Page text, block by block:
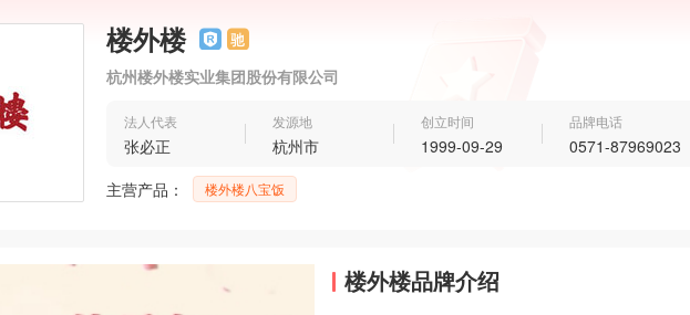
楼外楼
杭州楼外楼实业集团股份有限公司
法人代表
张必正
发源地
杭州市
创立时间
1999-09-29
品牌电话
0571-87969023
主营产品：
楼外楼八宝饭
楼外楼品牌介绍